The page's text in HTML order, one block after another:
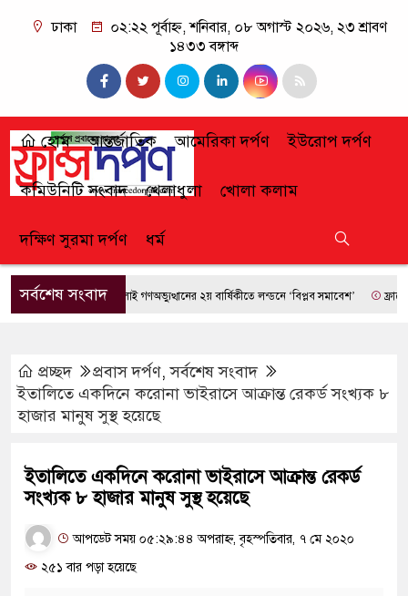
ঢাকা
০২:২২ পূর্বাহ্ন, শনিবার, ০৮ অগাস্ট ২০২৬, ২৩ শ্রাবণ
১৪৩৩ বঙ্গাব্দ
হোম আন্তর্জাতিক আমেরিকা দর্পণ ইউরোপ দর্পণ
কমিউনিটি সংবাদ খেলাধুলা খোলা কলাম
দক্ষিণ সুরমা দর্পণ ধর্ম
সর্বশেষ সংবাদজুলাই গণঅভ্যুত্থানের ২য় বার্ষিকীতে লন্ডনে ‘বিপ্লব সমাবেশ’ ফ্রান্সে
প্রচ্ছদ প্রবাস দর্পণ,সর্বশেষ সংবাদ
ইতালিতে একদিনে করোনা ভাইরাসে আক্রান্ত রেকর্ড সংখ্যক ৮
হাজার মানুষ সুস্থ হয়েছে
ইতালিতে একদিনে করোনা ভাইরাসে আক্রান্ত রেকর্ড
সংখ্যক ৮ হাজার মানুষ সুস্থ হয়েছে
আপডেট সময় ০৫:২৯:৪৪ অপরাহ্ন, বৃহস্পতিবার, ৭ মে ২০২০
২৫১ বার পড়া হয়েছে